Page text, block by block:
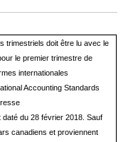
trimestriels doit être lu avec le
le premier trimestre de
internationales
Accounting Standards
daté du 28 février 2018. Sauf
canadiens et proviennent